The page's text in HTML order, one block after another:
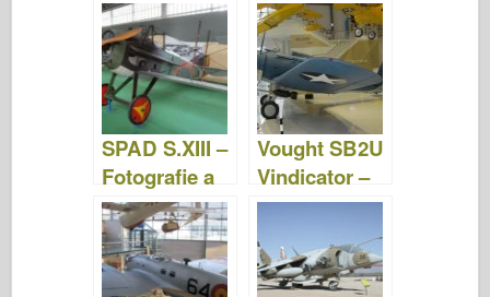
videá
fotografie a
videá
SPAD S.XIII –
Fotografie a
videá
Vought SB2U
Vindicator –
fotografie a
video